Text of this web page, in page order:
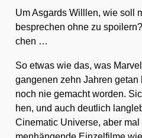
Um Asgards Will­len, wie soll
bespre­chen ohne zu
chen …
So etwas wie das, was
gan­ge­nen zehn Jah­ren
noch nie gemacht wor­den.
hen, und auch deut­lich
Cine­ma­tic Uni­ver­se, aber